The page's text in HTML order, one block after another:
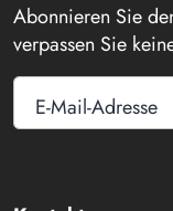
Abonnieren Sie
verpassen Sie
E-Mail-Adresse